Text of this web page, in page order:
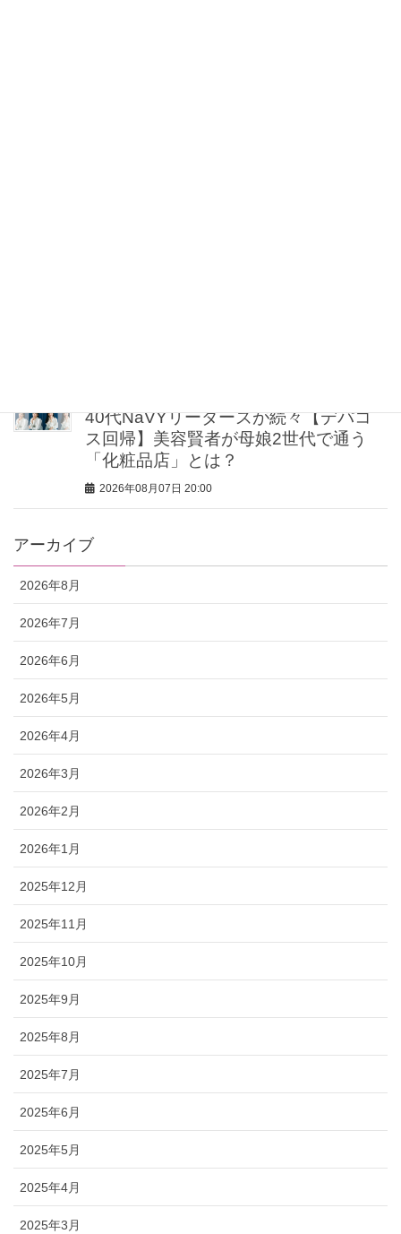
40代NaVYリーダーズが続々【デパコ
ス回帰】美容賢者が母娘2世代で通う
「化粧品店」とは？
2026年08月07日 20:00
アーカイブ
2026年8月
2026年7月
2026年6月
2026年5月
2026年4月
2026年3月
2026年2月
2026年1月
2025年12月
2025年11月
2025年10月
2025年9月
2025年8月
2025年7月
2025年6月
2025年5月
2025年4月
2025年3月